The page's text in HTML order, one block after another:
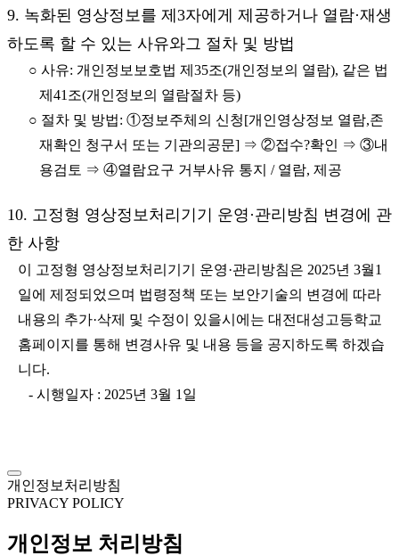
9. 녹화된 영상정보를 제3자에게 제공하거나 열람·재생
하도록 할 수 있는 사유와그 절차 및 방법
○ 사유: 개인정보보호법 제35조(개인정보의 열람), 같은 법
제41조(개인정보의 열람절차 등)
○ 절차 및 방법: ①정보주체의 신청[개인영상정보 열람,존
재확인 청구서 또는 기관의공문] ⇒ ②접수?확인 ⇒ ③내
용검토 ⇒ ④열람요구 거부사유 통지 / 열람, 제공
10. 고정형 영상정보처리기기 운영·관리방침 변경에 관
한 사항
이 고정형 영상정보처리기기 운영·관리방침은 2025년 3월1
일에 제정되었으며 법령정책 또는 보안기술의 변경에 따라
내용의 추가·삭제 및 수정이 있을시에는 대전대성고등학교
홈페이지를 통해 변경사유 및 내용 등을 공지하도록 하겠습
니다.
- 시행일자 : 2025년 3월 1일
개인정보처리방침
PRIVACY POLICY
개인정보 처리방침